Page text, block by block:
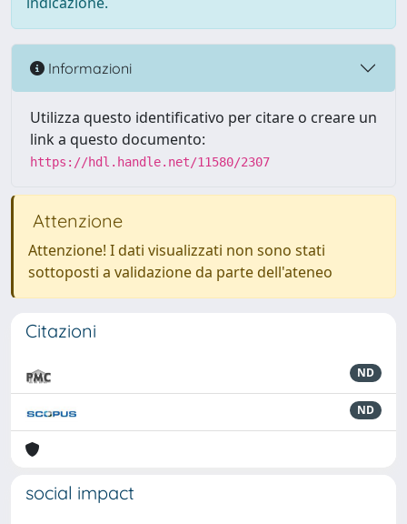
Informazioni
Utilizza questo identificativo per citare o creare un
link a questo documento:
https://hdl.handle.net/11580/2307
Attenzione
Attenzione! I dati visualizzati non sono stati
sottoposti a validazione da parte dell'ateneo
Citazioni
ND
ND
social impact